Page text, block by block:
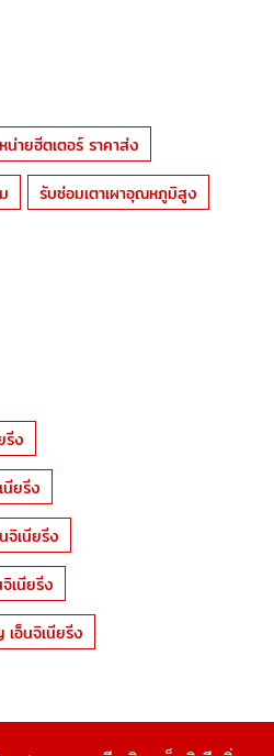
น่ายฮีตเตอร์ ราคาส่ง
รับซ่อมเตาเผาอุณหภูมิสูง
ริ่ง
นียริ่ง
จิเนียริ่ง
เนียริ่ง
อ็นจิเนียริ่ง